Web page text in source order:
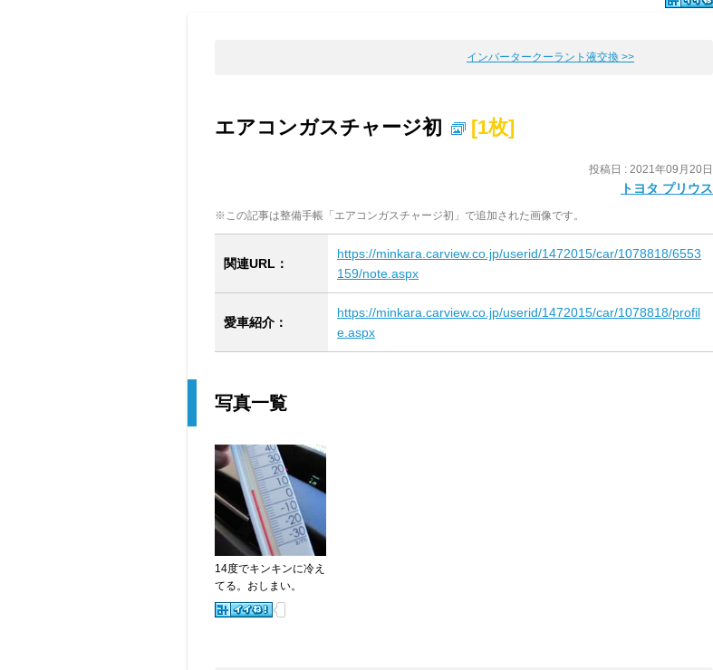
インバータークーラント液交換 >>
エアコンガスチャージ初 [1枚]
投稿日 : 2021年09月20日
トヨタ プリウス
※この記事は整備手帳「エアコンガスチャージ初」で追加された画像です。
関連URL：
https://minkara.carview.co.jp/userid/1472015/car/1078818/6553
159/note.aspx
愛車紹介：
https://minkara.carview.co.jp/userid/1472015/car/1078818/profil
e.aspx
写真一覧
14度でキンキンに冷え
てる。おしまい。